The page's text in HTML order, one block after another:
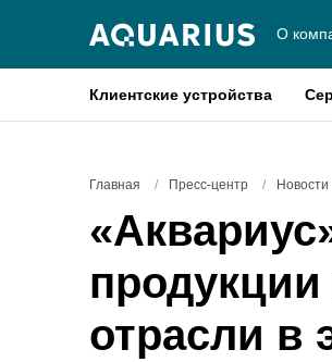
О
Клиентские устройства
Главная / Пресс-центр / Новости
отрасли в